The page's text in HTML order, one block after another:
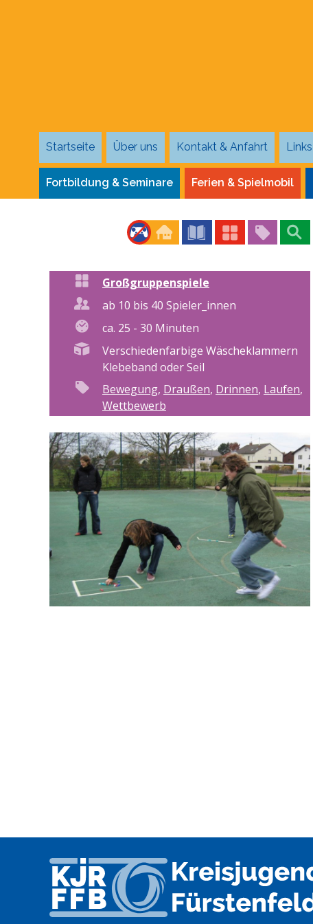
Startseite Über uns Kontakt & Anfahrt Links
Fortbildung & Seminare Ferien & Spielmobil
Großgruppenspiele
ab 10 bis 40 Spieler_innen
ca. 25 - 30 Minuten
Verschiedenfarbige Wäscheklammern
Klebeband oder Seil
Bewegung, Draußen, Drinnen, Laufen,
Wettbewerb